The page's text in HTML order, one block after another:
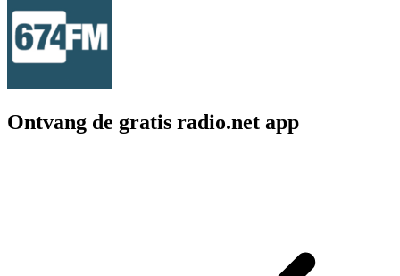
Ontvang de gratis radio.net app